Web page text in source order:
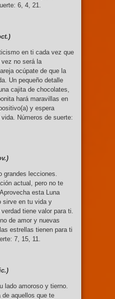
6, 4, 21.
en ti cada vez que
no será la
ocúpate de que la
Un pequeño detalle
cajita de chocolates,
hará maravillas en
y espera
Números de suerte:
grandes lecciones.
actual, pero no te
esta Luna
sirve en tu vida y
tiene valor para ti.
de amor y nuevas
estrellas tienen para ti
7, 15, 11.
lado amoroso y tierno.
aquellos que te